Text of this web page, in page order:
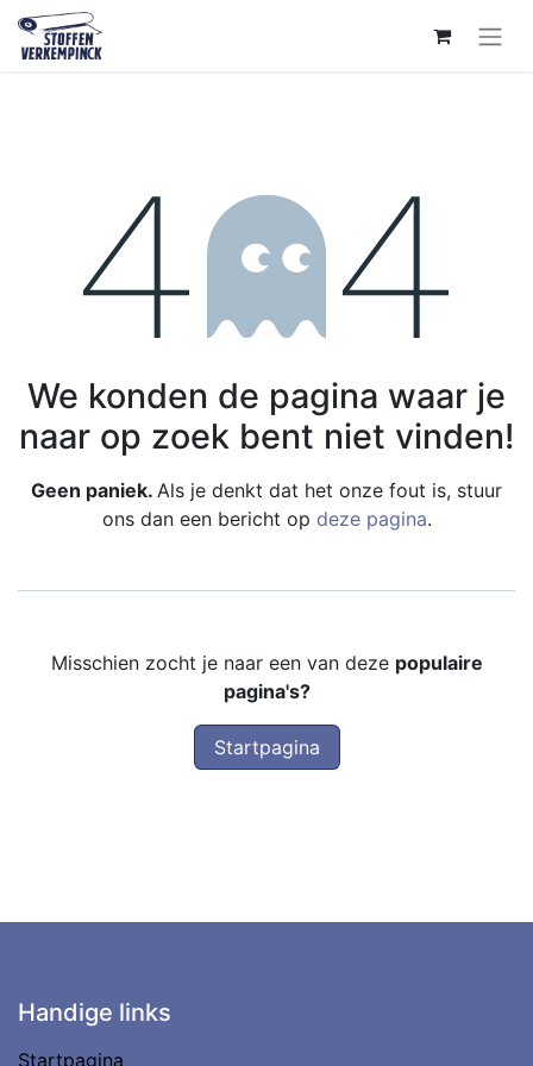
Fout 404
We konden de pagina waar je
naar op zoek bent niet vinden!
Geen paniek. Als je denkt dat het onze fout is, stuur
ons dan een bericht op deze pagina.
Misschien zocht je naar een van deze populaire
pagina's?
Startpagina
Handige links
Startpagina